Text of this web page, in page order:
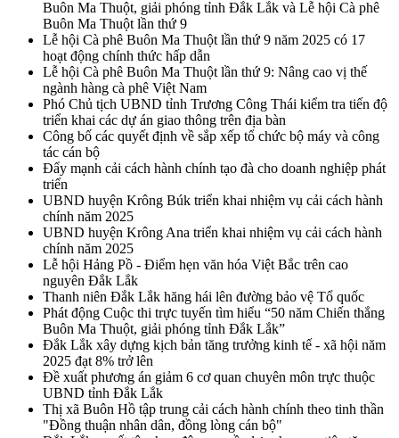
Buôn Ma Thuột, giải phóng tỉnh Đắk Lắk và Lễ hội Cà phê
Buôn Ma Thuột lần thứ 9
Lễ hội Cà phê Buôn Ma Thuột lần thứ 9 năm 2025 có 17
hoạt động chính thức hấp dẫn
Lễ hội Cà phê Buôn Ma Thuột lần thứ 9: Nâng cao vị thế
ngành hàng cà phê Việt Nam
Phó Chủ tịch UBND tỉnh Trương Công Thái kiểm tra tiến độ
triển khai các dự án giao thông trên địa bàn
Công bố các quyết định về sắp xếp tổ chức bộ máy và công
tác cán bộ
Đẩy mạnh cải cách hành chính tạo đà cho doanh nghiệp phát
triển
UBND huyện Krông Búk triển khai nhiệm vụ cải cách hành
chính năm 2025
UBND huyện Krông Ana triển khai nhiệm vụ cải cách hành
chính năm 2025
Lễ hội Hảng Pồ - Điểm hẹn văn hóa Việt Bắc trên cao
nguyên Đắk Lắk
Thanh niên Đắk Lắk hăng hái lên đường bảo vệ Tổ quốc
Phát động Cuộc thi trực tuyến tìm hiểu “50 năm Chiến thắng
Buôn Ma Thuột, giải phóng tỉnh Đắk Lắk”
Đắk Lắk xây dựng kịch bản tăng trưởng kinh tế - xã hội năm
2025 đạt 8% trở lên
Đề xuất phương án giảm 6 cơ quan chuyên môn trực thuộc
UBND tỉnh Đắk Lắk
Thị xã Buôn Hồ tập trung cải cách hành chính theo tinh thần
"Đồng thuận nhân dân, đồng lòng cán bộ"